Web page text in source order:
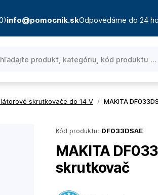
info@pomocnik.skOdpovedáme do 24
skrutkovače do 14 V / MAKITA
Kód produktu: DF033DSAE
MAKITA
skrutkovač